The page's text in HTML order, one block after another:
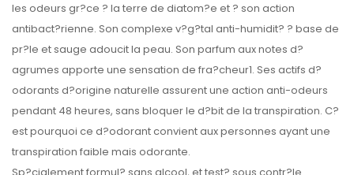
les odeurs gr?ce ? la terre de diatom?e et ? son action
antibact?rienne. Son complexe v?g?tal anti-humidit? ? base de
pr?le et sauge adoucit la peau. Son parfum aux notes d?
agrumes apporte une sensation de fra?cheur1. Ses actifs d?
odorants d?origine naturelle assurent une action anti-odeurs
pendant 48 heures, sans bloquer le d?bit de la transpiration. C?
est pourquoi ce d?odorant convient aux personnes ayant une
transpiration faible mais odorante.